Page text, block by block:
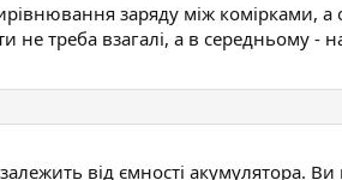
заряду між комірками,
треба взагалі, а в середньому -
від ємності акумулятора.